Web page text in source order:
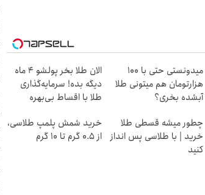
میدونستی حتی با ۱۰۰
هزارتومان هم میتونی طلا
آبشده بخری؟
الان طلا بخر پولشو 4 ماه
دیگه بده! سرمایه‌گذاری
طلا با اقساط بی‌بهره
چطور میشه قسطی طلا
خرید | با طلاسی پس انداز
کنید
خرید شمش پلمپ طلاسی،
از ۰.۵ گرم تا ۱۰ گرم